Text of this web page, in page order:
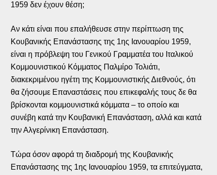
1959 δεν έχουν θέση;
Αν κάτι είναι που επαλήθευσε στην περίπτωση της
Κουβανικής Επανάστασης της 1ης Ιανουαρίου 1959,
είναι η πρόβλεψη του Γενικού Γραμματέα του Ιταλικού
Κομμουνιστικού Κόμματος Παλμίρο Τολιάτι,
διακεκριμένου ηγέτη της Κομμουνιστικής Διεθνούς, ότι
θα ζήσουμε Επαναστάσεις που επικεφαλής τους δε θα
βρίσκονται κομμουνιστικά κόμματα – το οποίο και
συνέβη κατά την Κουβανική Επανάσταση, αλλά και κατά
την Αλγερίνικη Επανάσταση.
Τώρα όσον αφορά τη διαδρομή της Κουβανικής
Επανάστασης της 1ης Ιανουαρίου 1959, τα επιτεύγματα,